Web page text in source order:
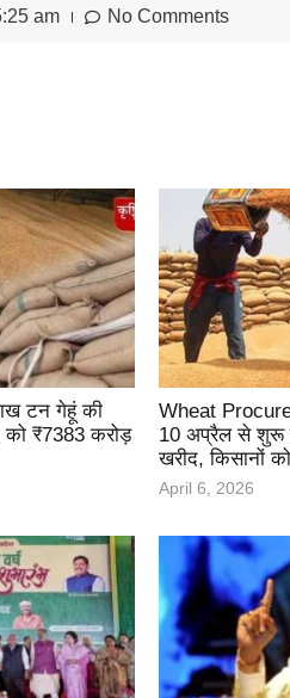
am No Comments
टन गेहूं की
को ₹7383 करोड़
Wheat
10 अप्रैल से शुरू
खरीद, किसानों
April 6, 2026